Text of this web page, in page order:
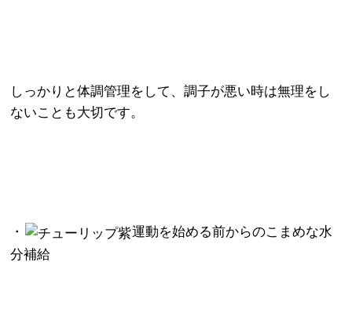
しっかりと体調管理をして 、調子が悪い時は無理をし
ないことも大切です。
・
運動を始める前からのこまめな水
分補給